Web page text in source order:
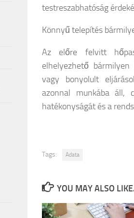
testreszabhatóság
Könnyű telepítés
Az előre felvitt
elhelyezhető
vagy bonyolult
azonnal munkába áll,
hatékonyságát és a
Tags: Adata
YOU MAY ALSO